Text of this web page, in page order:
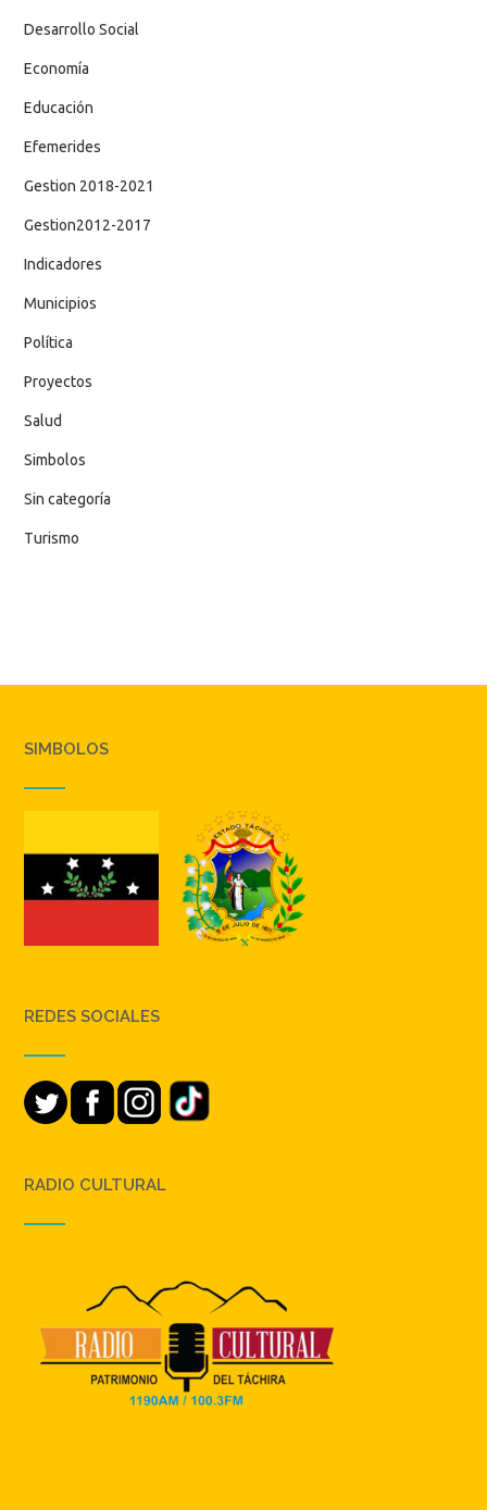
Desarrollo Social
Economía
Educación
Efemerides
Gestion 2018-2021
Gestion2012-2017
Indicadores
Municipios
Política
Proyectos
Salud
Simbolos
Sin categoría
Turismo
SIMBOLOS
REDES SOCIALES
RADIO CULTURAL